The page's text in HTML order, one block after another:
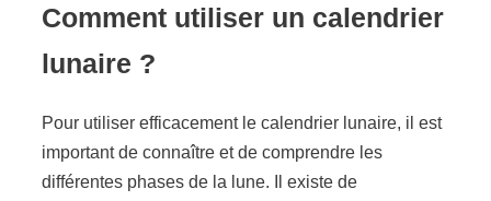
Comment utiliser un calendrier
lunaire ?
Pour utiliser efficacement le calendrier lunaire, il est
important de connaître et de comprendre les
différentes phases de la lune. Il existe de